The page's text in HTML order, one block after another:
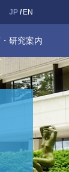
JP EN
研究案内